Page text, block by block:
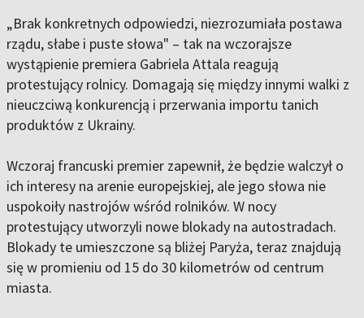
„Brak konkretnych odpowiedzi, niezrozumiała postawa
rządu, słabe i puste słowa" – tak na wczorajsze
wystąpienie premiera Gabriela Attala reagują
protestujący rolnicy. Domagają się między innymi walki z
nieuczciwą konkurencją i przerwania importu tanich
produktów z Ukrainy.
Wczoraj francuski premier zapewnił, że będzie walczył o
ich interesy na arenie europejskiej, ale jego słowa nie
uspokoiły nastrojów wśród rolników. W nocy
protestujący utworzyli nowe blokady na autostradach.
Blokady te umieszczone są bliżej Paryża, teraz znajdują
się w promieniu od 15 do 30 kilometrów od centrum
miasta.